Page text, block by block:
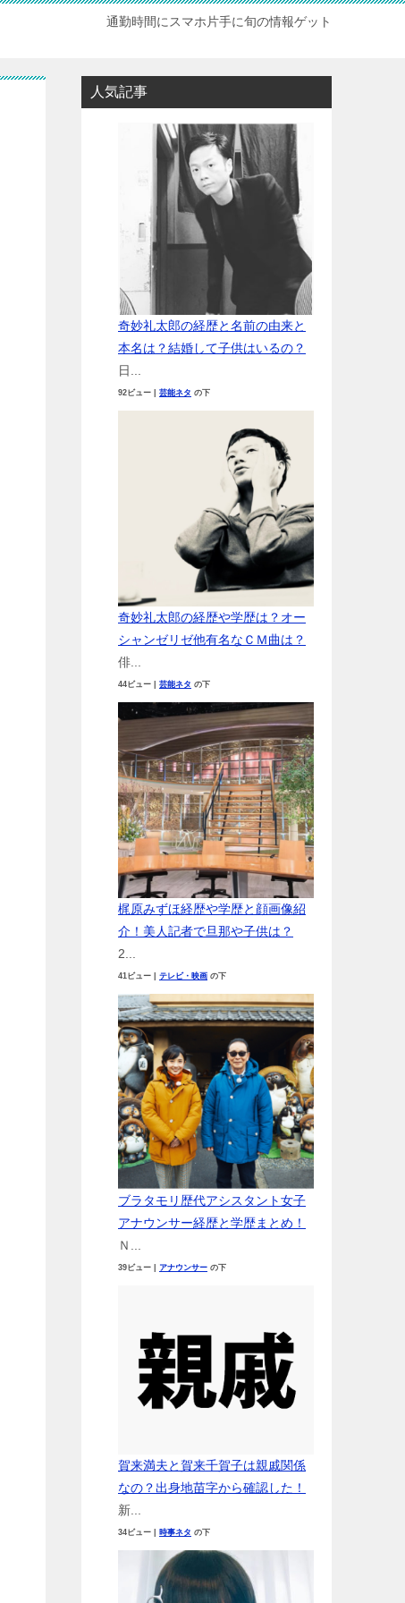
通勤時間にスマホ片手に旬の情報ゲット
人気記事
奇妙礼太郎の経歴と名前の由来と
本名は？結婚して子供はいるの？
日...
92ビュー 芸能ネタ の下
奇妙礼太郎の経歴や学歴は？オー
シャンゼリゼ他有名なＣＭ曲は？
俳...
44ビュー 芸能ネタ の下
梶原みずほ経歴や学歴と顔画像紹
介！美人記者で旦那や子供は？
2...
41ビュー テレビ・映画 の下
ブラタモリ歴代アシスタント女子
アナウンサー経歴と学歴まとめ！
Ｎ...
39ビュー アナウンサー の下
賀来満夫と賀来千賀子は親戚関係
なの？出身地苗字から確認した！
新...
34ビュー 時事ネタ の下